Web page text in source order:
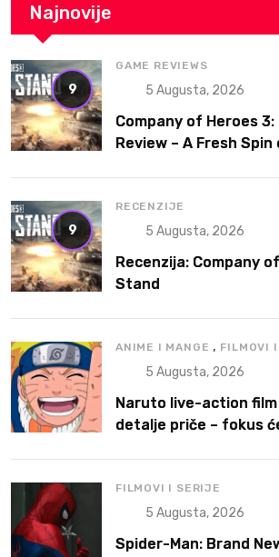
Najnovije
9
GAME REVIEWS
5 Augusta, 2026
Company of Heroes
Review – A Fresh Spin
9
RECENZIJE
5 Augusta, 2026
Recenzija: Company
Stand
ANIME I MANGE , FILMOVI
5 Augusta, 2026
Naruto live-action
detalje priče – fokus
FILMOVI I SERIJE
5 Augusta, 2026
Spider-Man: Brand